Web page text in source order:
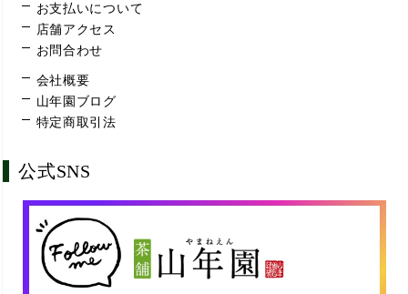
お支払いについて
店舗アクセス
お問合わせ
会社概要
山年園ブログ
特定商取引法
公式SNS